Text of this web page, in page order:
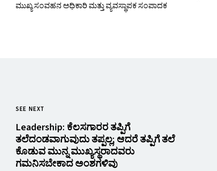
ಮುಖ್ಯ ಸಂವಹನ ಅಧಿಕಾರಿ ಮತ್ತು ವ್ಯವಸ್ಥಾಪಕ ಸಂಪಾದಕ
SEE NEXT
Leadership: ಕೆಲಸಗಾರರ ತಪ್ಪಿಗೆ
ತಲೆದಂಡವಾಗುವುದು ತಪ್ಪಲ್ಲ; ಆದರೆ ತಪ್ಪಿಗೆ ತಲೆ
ಕೊಡುವ ಮುನ್ನ ಮುಖ್ಯಸ್ಥರಾದವರು
ಗಮನಿಸಬೇಕಾದ ಅಂಶಗಳಿವು